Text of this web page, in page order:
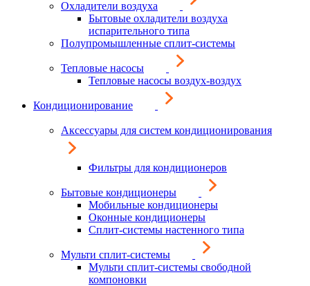
Охладители воздуха
Бытовые охладители воздуха
испарительного типа
Полупромышленные сплит-системы
Тепловые насосы
Тепловые насосы воздух-воздух
Кондиционирование
Аксессуары для систем кондиционирования
Фильтры для кондиционеров
Бытовые кондиционеры
Мобильные кондиционеры
Оконные кондиционеры
Сплит-системы настенного типа
Мульти сплит-системы
Мульти сплит-системы свободной
компоновки